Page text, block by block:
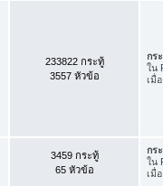
233822 กระทู้
3557 หัวข้อ
กร
ใน
เมื่
3459 กระทู้
65 หัวข้อ
กร
ใน
เมื่